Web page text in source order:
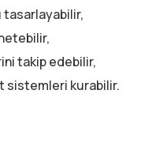
tasarlayabilir,
takip edebilir,
sistemleri kurabilir.